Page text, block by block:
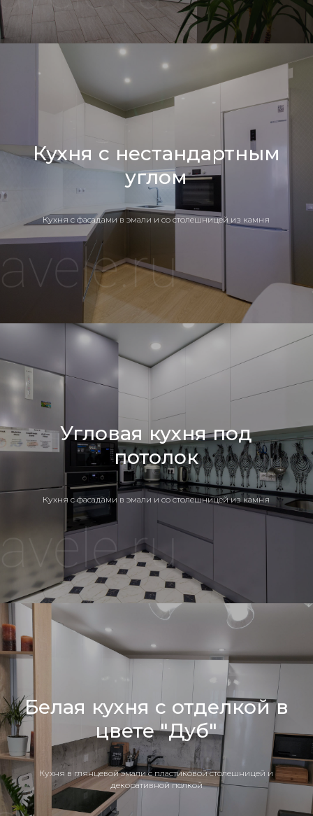
Кухня с нестандартным
углом
Кухня c фасадами в эмали и со столешницей из камня
Угловая кухня под
потолок
Кухня c фасадами в эмали и со столешницей из камня
Белая кухня с отделкой в
цвете "Дуб"
Кухня в глянцевой эмали с пластиковой столешницей и
декоративной полкой